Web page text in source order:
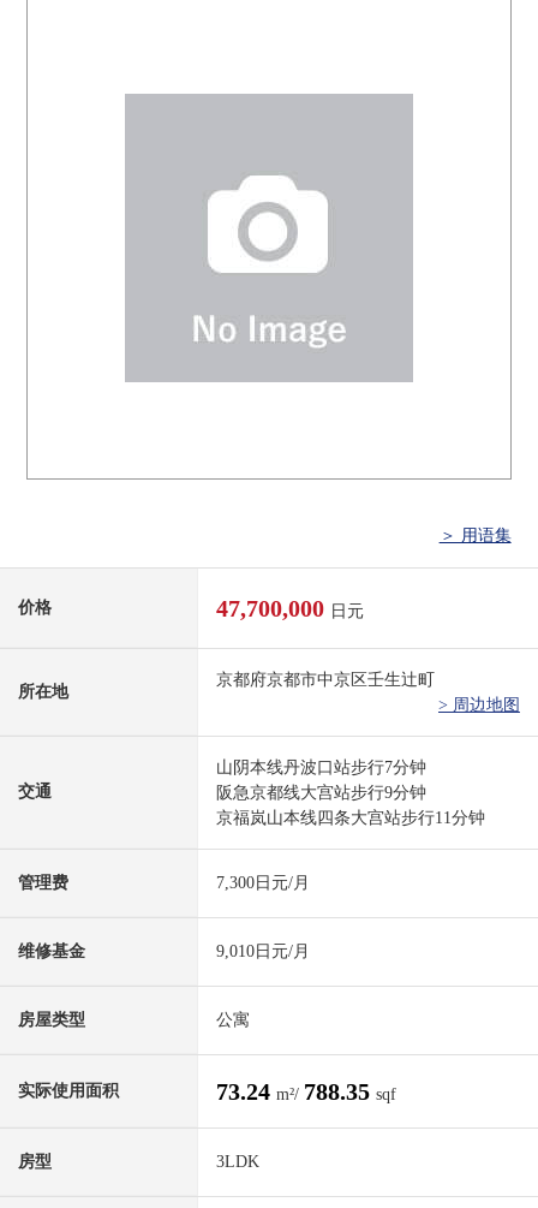
＞ 用语集
价格 47,700,000 日元
所在地
京都府京都市中京区壬生辻町
> 周边地图
交通
山阴本线丹波口站步行7分钟
阪急京都线大宫站步行9分钟
京福岚山本线四条大宫站步行11分钟
管理费 7,300日元/月
维修基金 9,010日元/月
房屋类型 公寓
实际使用面积 73.24 m²/ 788.35 sqf
房型 3LDK